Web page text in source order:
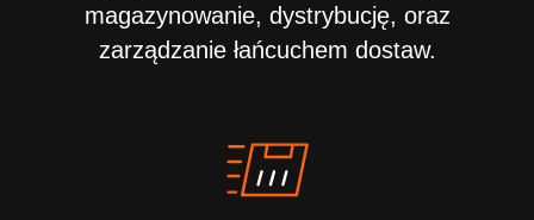
magazynowanie, dystrybucję, oraz
zarządzanie łańcuchem dostaw.